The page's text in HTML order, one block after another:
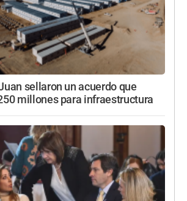
sellaron un acuerdo que
millones para infraestructura